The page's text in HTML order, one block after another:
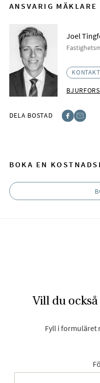
ANSVARIG MÄKLARE
Joel
DELA BOSTAD
BOKA EN
Vill du
Fyll i formuläret